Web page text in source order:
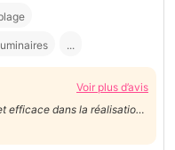
...
Voir plus d’avis
efficace dans la réalisation